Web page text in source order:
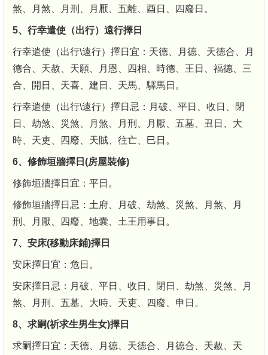
煞、月煞、月刑、月厭、五離、酉日、四廢日。
5、行幸遣使（出行）遠行擇日
行幸遣使（出行\遠行）擇日宜：天德、月德、天德合、月
德合、天赦、天願、月恩、四相、時德、王日、福德、三
合、開日、天喜、建日、天馬、驛馬日。
行幸遣使（出行\遠行）擇日忌：月破、平日、收日、閉
日、劫煞、災煞、月煞、月刑、月厭、五墓、丑日、大
時、天吏、四廢、天賊、往亡、巳日。
6、修飾垣牆擇日(房屋裝修)
修飾垣牆擇日宜：平日。
修飾垣牆擇日忌：土府、月破、劫煞、災煞、月煞、月
刑、月厭、四廢、地囊、土王用事日。
7、安床(移動床鋪)擇日
安床擇日宜：危日。
安床擇日忌：月破、平日、收日、閉日、劫煞、災煞、月
煞、月刑、五墓、大時、天吏、四廢、申日。
8、求嗣(祈求生男生女)擇日
求嗣擇日宜：天德、月德、天德合、月德合、天赦、天